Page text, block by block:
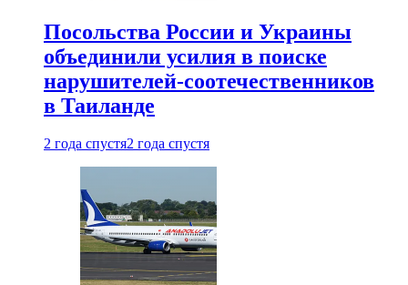
Посольства России и Украины
объединили усилия в поиске
нарушителей-соотечественников
в Таиланде
2 года спустя2 года спустя